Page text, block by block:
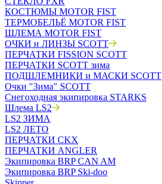
КОСТЮМЫ MOTOR FIST
ТЕРМОБЕЛЬЁ MOTOR FIST
ШЛЕМА MOTOR FIST
ОЧКИ и ЛИНЗЫ SCOTT
ПЕРЧАТКИ FISSION SCOTT
ПЕРЧАТКИ SCOTT зима
ПОДШЛЕМНИКИ и МАСКИ SCOTT
Очки "Зима" SCOTT
Снегоходная экипировка STARKS
Шлема LS2
LS2 ЗИМА
LS2 ЛЕТО
ПЕРЧАТКИ CKX
ПЕРЧАТКИ ANGLER
Экипировка BRP CAN AM
Экипировка BRP Ski-doo